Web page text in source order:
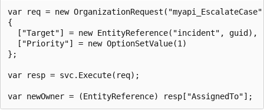
var req = new
{
  ["Target"] = new EntityReference("incident", guid),
  ["Priority"] = new OptionSetValue(1)
};
var resp = svc.Execute(req);